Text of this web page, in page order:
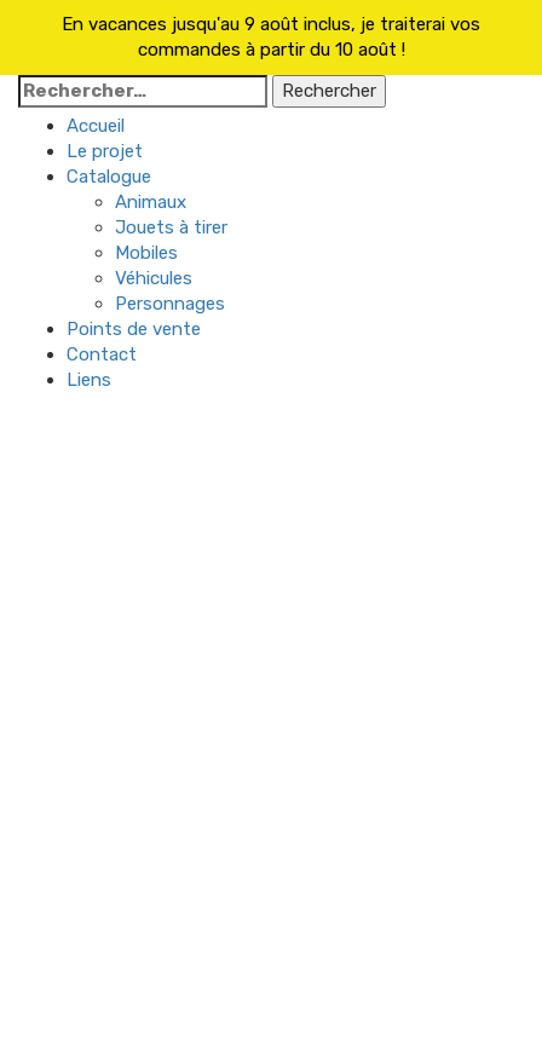
En vacances jusqu'au 9 août inclus, je traiterai vos
commandes à partir du 10 août !
Rechercher :
Accueil
Le projet
Catalogue
Animaux
Jouets à tirer
Mobiles
Véhicules
Personnages
Points de vente
Contact
Liens